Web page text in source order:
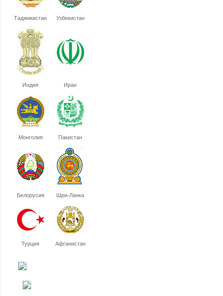
Таджикистан Узбекистан
Индия Иран
Монголия Пакистан
Белорусия Шри-Ланка
Турция Афганистан